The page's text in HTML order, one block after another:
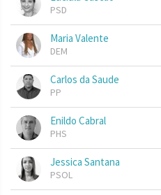
PSD
Maria Valente
DEM
Carlos da Saude
PP
Enildo Cabral
PHS
Jessica Santana
PSOL